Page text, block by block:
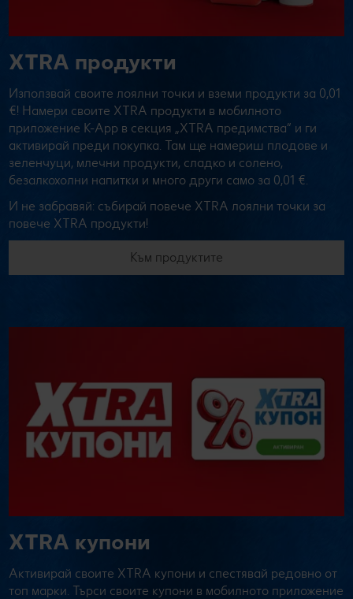
XTRA продукти
Използвай своите лоялни точки и вземи продукти за 0,01
€! Намери своите XTRA продукти в мобилното
приложение К-App в секция „XTRA предимства“ и ги
активирай преди покупка. Там ще намериш плодове и
зеленчуци, млечни продукти, сладко и солено,
безалкохолни напитки и много други само за 0,01 €.
И не забравяй: събирай повече XTRA лоялни точки за
повече XTRA продукти!
Към продуктите
XTRA купони
Активирай своите XTRA купони и спестявай редовно от
топ марки. Търси своите купони в мобилното приложение